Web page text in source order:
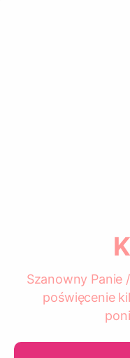
Szanowny Panie
poświęcenie